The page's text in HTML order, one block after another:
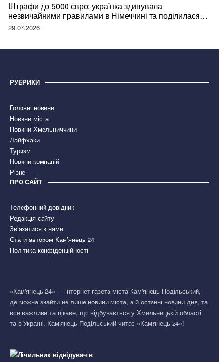
Штрафи до 5000 євро: українка здивувала
незвичайними правилами в Німеччині та поділилася
правдою
29.07.2026
РУБРИКИ
Головні новини
Новини міста
Новини Хмельниччини
Лайфхаки
Туризм
Новини компаній
Різне
ПРО САЙТ
Телефонний довідник
Редакція сайту
Зв’язатися з нами
Стати автором Кам’янець 24
Політика конфіденційності
«Кам'янець 24» — інтернет-газета міста Кам'янець-Подільський,
де можна знайти не лише новини міста, а й останні новини дня, та
все важливе та цікаве, що відбувається у Хмельницькій області
та в Україні. Кам'янець-Подільський читає «Кам'янець 24»!